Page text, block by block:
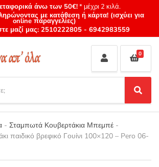
άνω των 50€!* μέχρι 2 κιλά.
με κατάθεση ή κάρτα! (ισχύει για
online παραγγελίες)
μαζί μας: 2510222805 - 6942983559
S
e
a
c
0
- Σταμπωτά Κουβερτάκια Μπεμπέ -
παιδικό βρεφικό Γουίνι 100×120 – Pero 06-